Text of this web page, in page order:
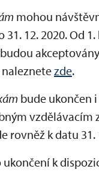
mohou
12. 2020. Od
zde.
bude ukončen
rovněž k datu 31.
k